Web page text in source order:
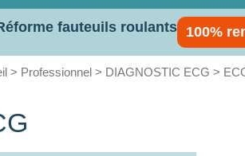
fauteuils roulants 100%
> Professionnel > DIAGNOSTIC ECG >